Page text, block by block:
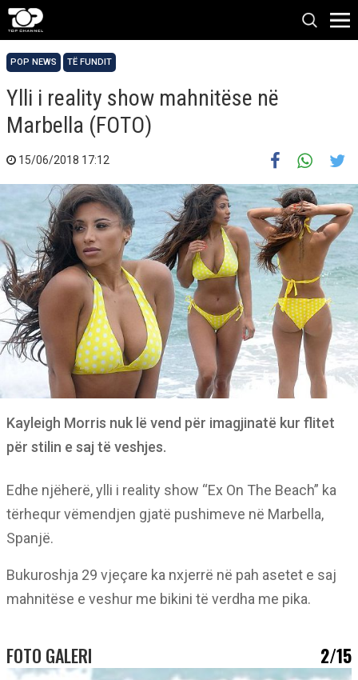
POP NEWS TË FUNDIT
Ylli i reality show mahnitëse në
Marbella (FOTO)
15/06/2018 17:12
Kayleigh Morris nuk lë vend për imagjinatë kur flitet
për stilin e saj të veshjes.
Edhe njëherë, ylli i reality show “Ex On The Beach” ka
tërhequr vëmendjen gjatë pushimeve në Marbella,
Spanjë.
Bukuroshja 29 vjeçare ka nxjerrë në pah asetet e saj
mahnitëse e veshur me bikini të verdha me pika.
FOTO GALERI 2/15